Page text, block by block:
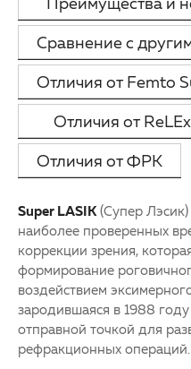
3D-тур по клинике
Партнерам
Закупки
Клуб офтальмологов
Другие заболевания
Детская
Оптика
зрения по
Сравнение с
Отличия от Femto
Отличия от
Pro,
Отличия от ФРК
Super LASIK (Супер
наиболее проверенных
коррекции зрения,
формирование
воздействием
зародившаяся в 1988
отправной точкой для
рефракционных операций.